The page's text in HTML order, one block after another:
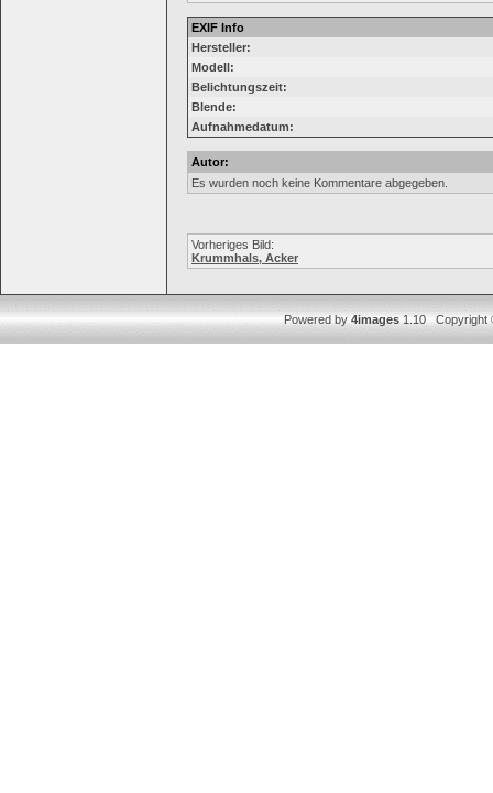
EXIF Info
Hersteller:
Modell:
Belichtungszeit:
Blende:
Aufnahmedatum:
Autor:
Es wurden noch keine Kommentare abgegeben.
Vorheriges Bild:
Krummhals, Acker
Powered by4images1.10 Copyright